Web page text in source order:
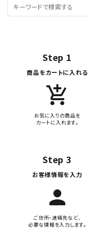
Step 1
商品をカートに入れる
add_shopping_cart
お気に入りの商品を
カートに入れます。
Step 3
お客様情報を入力
person
ご住所・連絡先など、
必要な情報を入力します。